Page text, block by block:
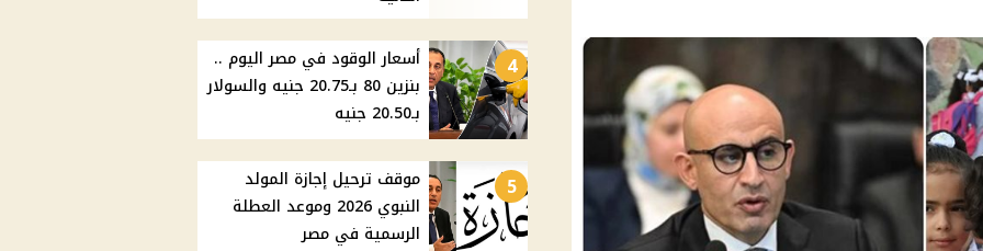
4
أسعار الوقود في مصر اليوم ..
بنزين 80 بـ20.75 جنيه والسولار
بـ20.50 جنيه
5
موقف ترحيل إجازة المولد
النبوي 2026 وموعد العطلة
الرسمية في مصر